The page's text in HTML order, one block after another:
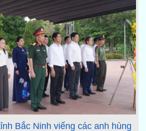
Bắc Ninh viếng các anh hùng